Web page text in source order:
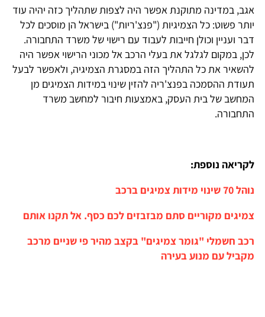
אגב, במדינה מתוקנת אפשר היה לצפות שתהליך כזה יהיה עוד
יותר פשוט: כל הצמיגיות ("פנצ'ריות") בישראל הן מוסכים לכל
דבר ועניין וכולן חייבות לעבוד עם רישוי של משרד התחבורה.
לכן, במקום לגלגל את בעלי הרכב אל מכוני הרישוי אפשר היה
להשאיר את כל התהליך הזה במסגרת הצמיגיה, ולאפשר לבעל
תעודת ההסמכה בפנצ'ריה להזין שינוי במידות הצמיגים מן
המחשב של בית העסק, באמצעות חיבור למחשב משרד
התחבורה.
לקריאה נוספת:
נוהל 70 שינוי מידות צמיגים ברכב
צמיגים מקוריים סתם מבזבזים לכם כסף. אל תקנו אותם
רכב חשמלי "גומר צמיגים" בקצב מהיר פי שניים מרכב
מקביל עם מנוע בעירה